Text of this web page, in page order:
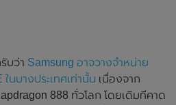
บว่า Samsung อาจวางจำหน่าย
นบางประเทศเท่านั้น เนื่องจาก
888 ทั่วโลก โดยเดิมทีคาด